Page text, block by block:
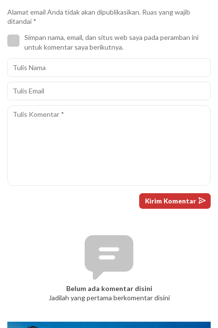
Alamat email Anda tidak akan dipublikasikan. Ruas yang wajib
ditandai *
Simpan nama, email, dan situs web saya pada peramban ini
untuk komentar saya berikutnya.
Belum ada komentar disini
Jadilah yang pertama berkomentar disini